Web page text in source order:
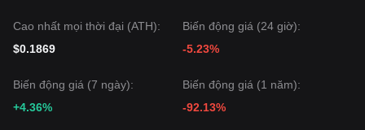
Nếu giá SXT phá vỡ mức kháng cự$0.00776, mức mục tiêu
tiếp theo có khả năng là
$0.00817.
Đồng thuận thị trường
Đồng thuận giữa các nhà phân tích là mặc dù Không gian và
Cao nhất mọi thời đại (ATH):
$0.1869
Biến động giá (24 giờ):
-5.23%
Biến động giá (7 ngày):
+4.36%
Biến động giá (1 năm):
-92.13%